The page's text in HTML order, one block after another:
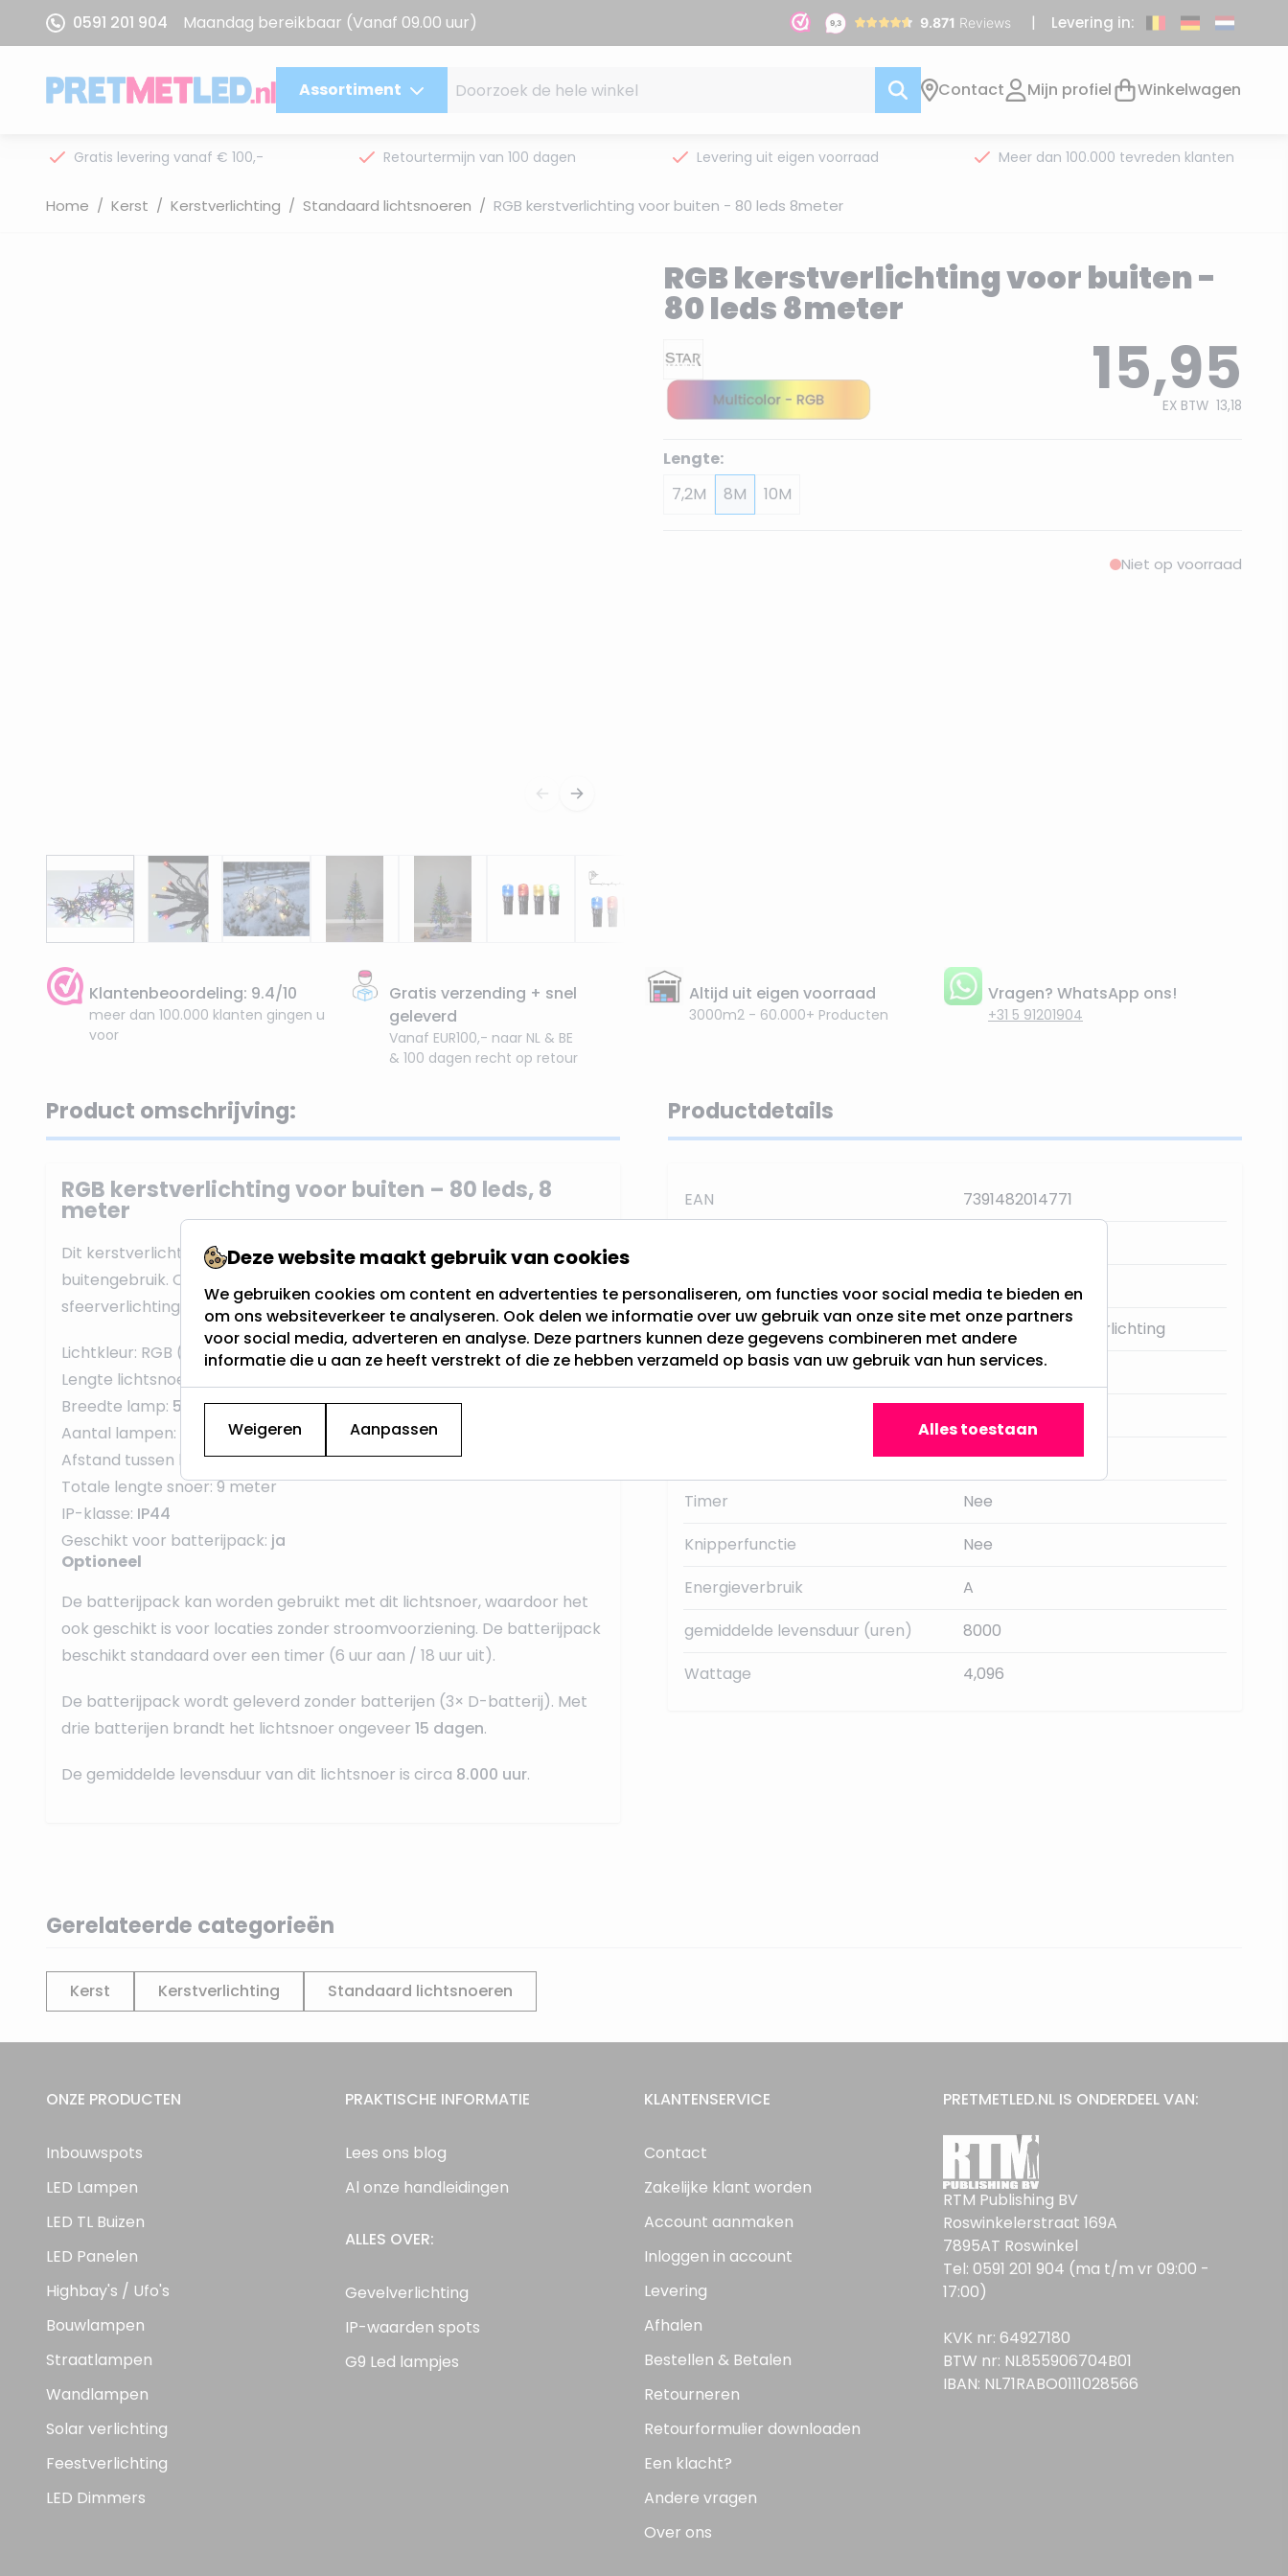
Ga naar de inhoud
0591 201 904 Maandag bereikbaar (Vanaf 09.00 uur) Levering in:
Assortiment Contact Mijn profiel Winkelwagen
Gratis levering vanaf € 100,- Retourtermijn van 100 dagen Levering uit eigen voorraad Meer dan 100.000 tevreden klanten
Home / Kerst / Kerstverlichting / Standaard lichtsnoeren / RGB kerstverlichting voor buiten - 80 leds 8meter
RGB kerstverlichting voor buiten -
80 leds 8meter
15,95
EX BTW 13,18
Lengte:
7,2M
8M 10M
Niet op voorraad
Klantenbeoordeling: 9.4/10
meer dan 100.000 klanten gingen u
voor
Gratis verzending + snel
geleverd
Vanaf EUR100,- naar NL & BE
& 100 dagen recht op retour
Altijd uit eigen voorraad
3000m2 - 60.000+ Producten
Vragen? WhatsApp ons!
+31 5 91201904
Product omschrijving:
RGB kerstverlichting voor buiten – 80 leds, 8
meter
Dit kerstverlichtingsnoer van 8 meter is geschikt voor zowel binnen- als
buitengebruik. Ook na de feestdagen is dit snoer ideaal als
sfeerverlichting, bijvoorbeeld voor een feestje.
Lichtkleur: RGB (multicolor)
Lengte lichtsnoer:
Breedte lamp: 5 mm
Aantal lampen:
Afstand tussen lampen:10 cm
Totale lengte snoer: 9 meter
IP-klasse: IP44
Geschikt voor batterijpack: ja
Optioneel
De batterijpack kan worden gebruikt met dit lichtsnoer, waardoor het
ook geschikt is voor locaties zonder stroomvoorziening. De batterijpack
beschikt standaard over een timer (6 uur aan / 18 uur uit).
De batterijpack wordt geleverd zonder batterijen (3× D-batterij). Met
drie batterijen brandt het lichtsnoer ongeveer 15 dagen.
De gemiddelde levensduur van dit lichtsnoer is circa 8.000 uur.
Productdetails
EAN
7391482014771
Merk
Star Trading
Categorie
Standaard kerstverlichting
Hoogte (cm)
0
Multi colour
Timer
Nee
Knipperfunctie
Nee
Energieverbruik
A
gemiddelde levensduur (uren)
8000
Wattage
4,096
Gerelateerde categorieën
Kerst Kerstverlichting Standaard lichtsnoeren
ONZE PRODUCTEN
Inbouwspots
LED Lampen
LED TL Buizen
LED Panelen
Highbay's / Ufo's
Bouwlampen
Straatlampen
Wandlampen
Solar verlichting
Feestverlichting
LED Dimmers
PRAKTISCHE INFORMATIE
Lees ons blog
Al onze handleidingen
ALLES OVER:
Gevelverlichting
IP-waarden spots
G9 Led lampjes
KLANTENSERVICE
Contact
Zakelijke klant worden
Account aanmaken
Inloggen in account
Levering
Afhalen
Bestellen & Betalen
Retourneren
Retourformulier downloaden
Een klacht?
Andere vragen
Over ons
PRETMETLED.NL IS ONDERDEEL VAN:
RTM Publishing BV
Roswinkelerstraat 169A
7895AT Roswinkel
Tel: 0591 201 904 (ma t/m vr 09:00 -
17:00)
KVK nr: 64927180
BTW nr: NL855906704B01
IBAN: NL71RABO0111028566
Deze website maakt gebruik van cookies
We gebruiken cookies om content en advertenties te personaliseren, om functies voor social media te bieden en
om ons websiteverkeer te analyseren. Ook delen we informatie over uw gebruik van onze site met onze partners
voor social media, adverteren en analyse. Deze partners kunnen deze gegevens combineren met andere
informatie die u aan ze heeft verstrekt of die ze hebben verzameld op basis van uw gebruik van hun services.
Weigeren Aanpassen Alles toestaan